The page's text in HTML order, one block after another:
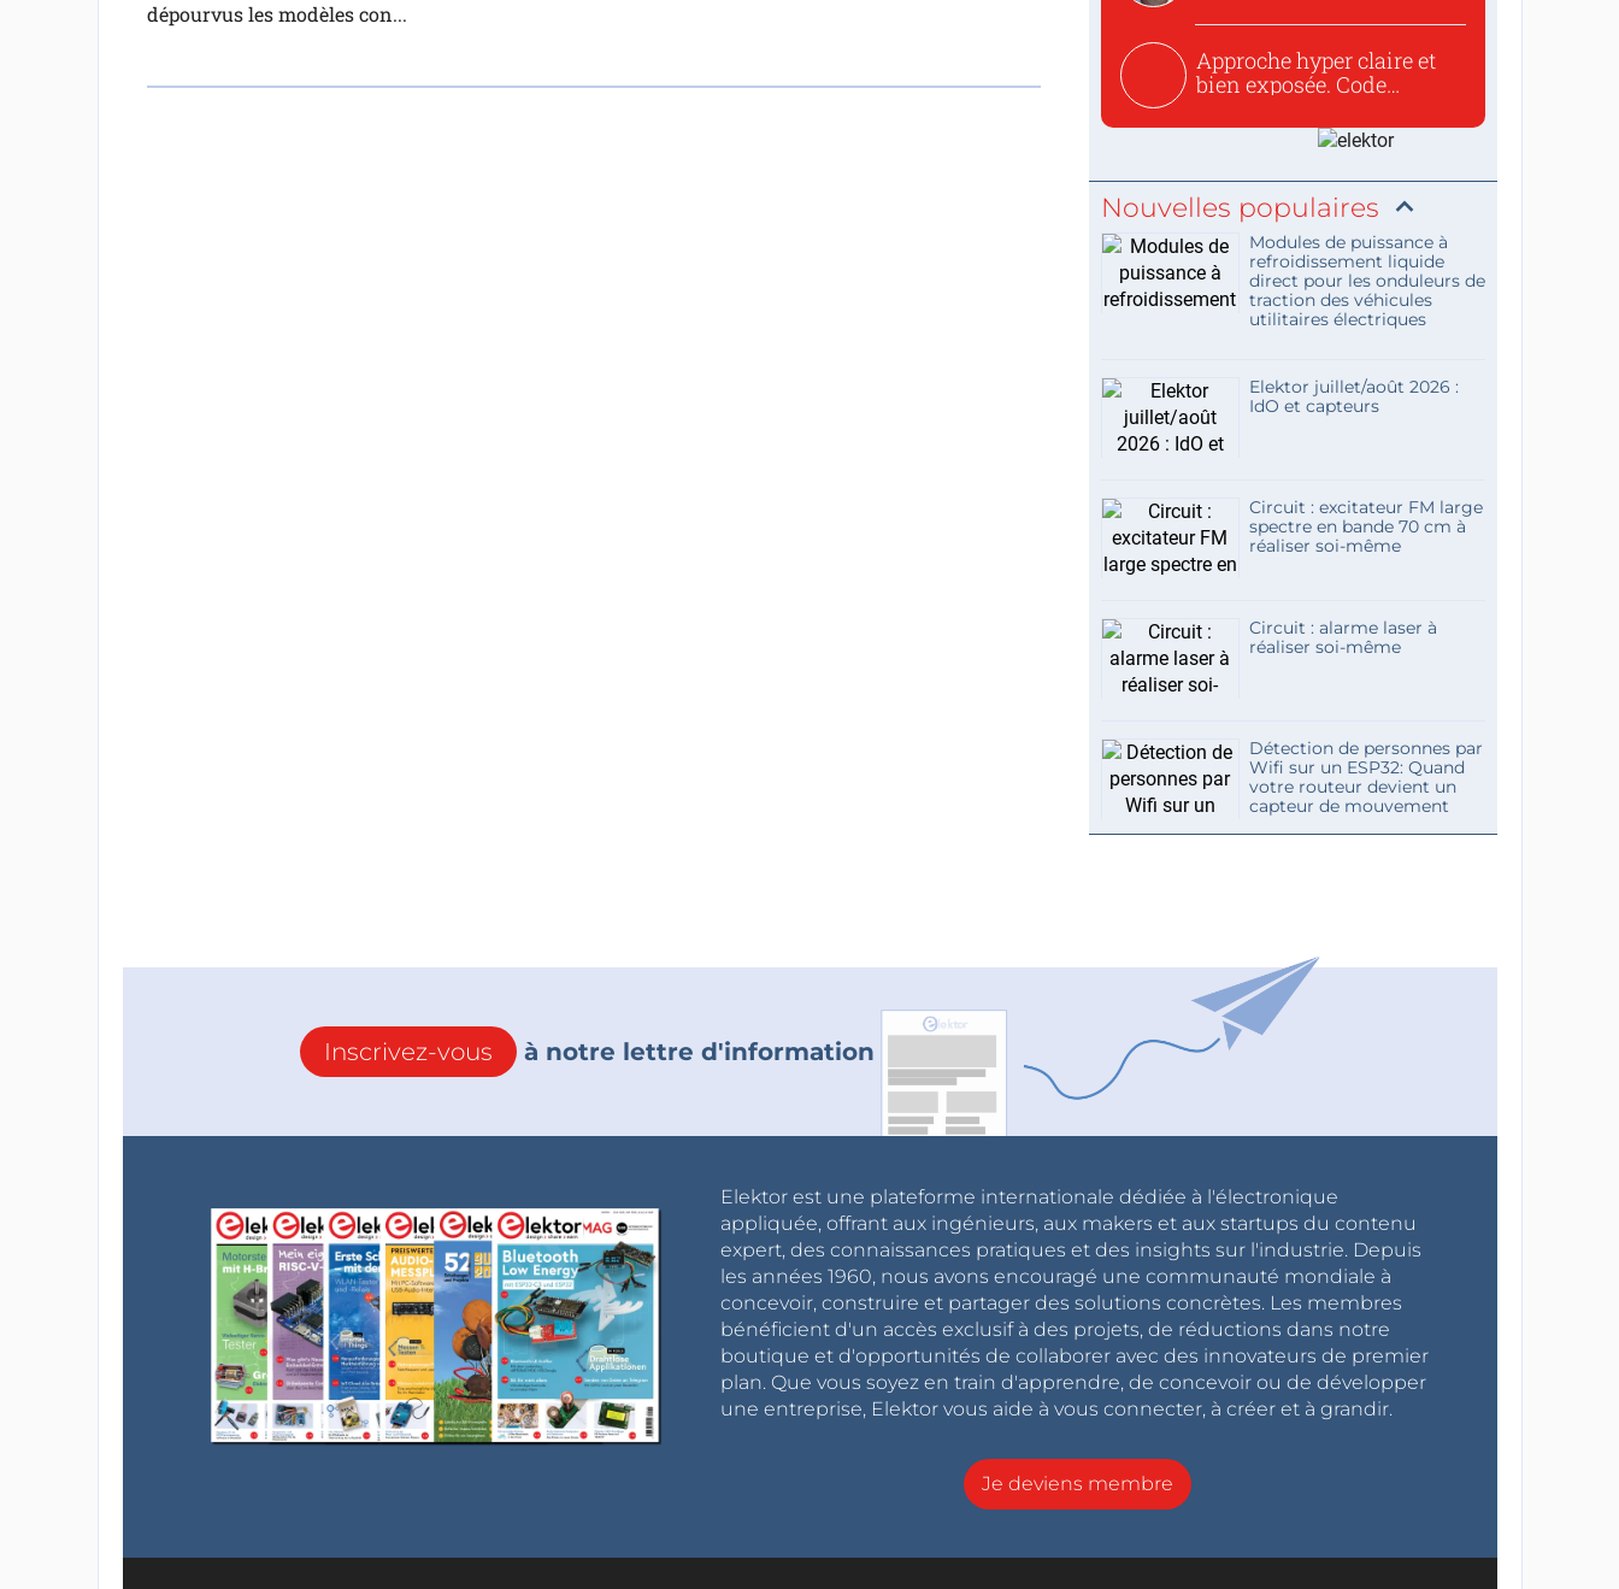
dépourvus les modèles con...
Approche hyper claire et
bien exposée. Code
Nouvelles populaires
Modules de puissance à
refroidissement liquide
direct pour les onduleurs de
traction des véhicules
utilitaires électriques
Elektor juillet/août 2026 :
IdO et capteurs
Circuit : excitateur FM large
spectre en bande 70 cm à
réaliser soi-même
Circuit : alarme laser à
réaliser soi-même
Détection de personnes par
Wifi sur un ESP32: Quand
votre routeur devient un
capteur de mouvement
Inscrivez-vous à notre lettre d'information
Elektor est une plateforme internationale dédiée à l'électronique
appliquée, offrant aux ingénieurs, aux makers et aux startups du contenu
expert, des connaissances pratiques et des insights sur l'industrie. Depuis
les années 1960, nous avons encouragé une communauté mondiale à
concevoir, construire et partager des solutions concrètes. Les membres
bénéficient d'un accès exclusif à des projets, de réductions dans notre
boutique et d'opportunités de collaborer avec des innovateurs de premier
plan. Que vous soyez en train d'apprendre, de concevoir ou de développer
une entreprise, Elektor vous aide à vous connecter, à créer et à grandir.
Je deviens membre